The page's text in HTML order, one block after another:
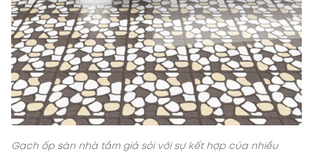
Gạch ốp sàn nhà tắm giả sỏi với sự kết hợp của nhiều